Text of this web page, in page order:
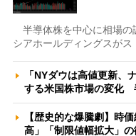
半導体株を中心に相場の
シアホールディングスがス
「NYダウは高値更新、
する米国株市場の変化
【歴史的な爆騰劇】時
高」「制限値幅拡大」